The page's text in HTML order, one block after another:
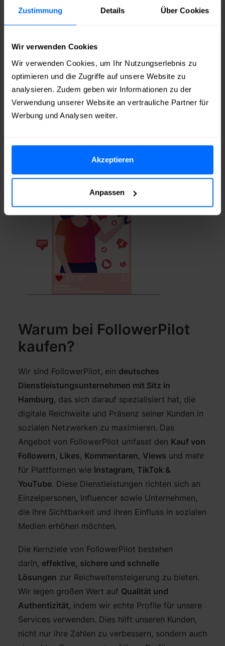
Zustimmung Details Über Cookies
Wir verwenden Cookies
Wir verwenden Cookies, um Ihr Nutzungserlebnis zu
optimieren und die Zugriffe auf unsere Website zu
analysieren. Zudem geben wir Informationen zu der
Verwendung unserer Website an vertrauliche Partner für
Werbung und Analysen weiter.
Akzeptieren
Anpassen
So funktioniert’s
Link zu Ihrem Instagram Beitrag
Bestellung aufgeben und
mitPayPal,Klarna,SOFORT
Überweisung, Apple Pay,Google
PayoderKreditkartebezahlen
Echte Instagram Kommentare
Warum bei FollowerPilot
kaufen?
Wir sind FollowerPilot, ein deutsches
Dienstleistungsunternehmen mit Sitz in
Hamburg, das sich darauf spezialisiert hat, die
digitale Reichweite und Präsenz seiner Kunden in
sozialen Netzwerken zu maximieren. Das
Angebot von FollowerPilot umfasst den Kauf von
Followern, Likes, Kommentaren, Views und mehr
für Plattformen wie Instagram, TikTok &
YouTube. Diese Dienstleistungen richten sich an
Einzelpersonen, Influencer sowie Unternehmen,
die ihre Sichtbarkeit und ihren Einfluss in sozialen
Medien erhöhen möchten.
Die Kernziele von FollowerPilot bestehen
darin, effektive, sichere und schnelle
Lösungen zur Reichweitensteigerung zu bieten.
Wir legen großen Wert auf Qualität und
Authentizität, indem wir echte Profile für unsere
Services verwenden. Dies hilft unseren Kunden,
nicht nur ihre Zahlen zu verbessern, sondern auch